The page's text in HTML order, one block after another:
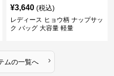
¥3,640 (税込)
レディース ヒョウ柄 ナップサッ
ク バッグ 大容量 軽量
ムの一覧へ ›